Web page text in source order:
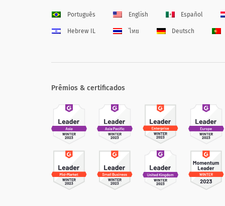
Português English Español
Hebrew IL ไทย Deutsch
Prêmios & certificados